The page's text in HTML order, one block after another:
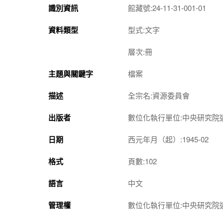
識別資訊 館藏號:24-11-31-001-01
資料類型 型式:文字
層次:冊
主題與關鍵字 檔案
描述 全宗名:資源委員會
出版者 數位化執行單位:中央研究院
日期 西元年月（起）:1945-02
格式 頁數:102
語言 中文
管理權 數位化執行單位:中央研究院